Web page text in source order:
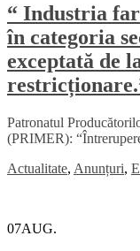
“ Industria
în categoria
exceptată de
Patronatul
(PRIMER):
Actualitate, Anunțuri,
07AUG.